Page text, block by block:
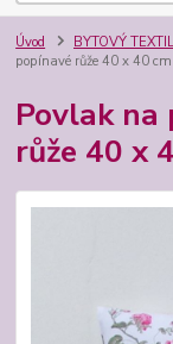
Úvod BYTOVÝ TEXTIL
popínavé růže 40 x 40 cm
Povlak
růže 40 x